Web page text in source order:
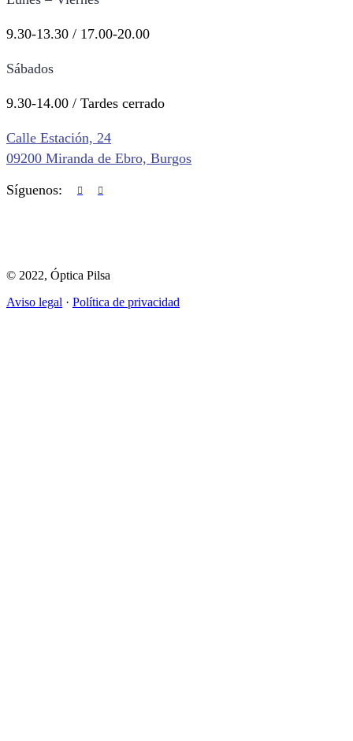
9.30-13.30 / 17.00-20.00
Sábados
9.30-14.00 / Tardes cerrado
Calle Estación, 24
09200 Miranda de Ebro, Burgos
Síguenos:
© 2022, Óptica Pilsa
Aviso legal · Política de privacidad